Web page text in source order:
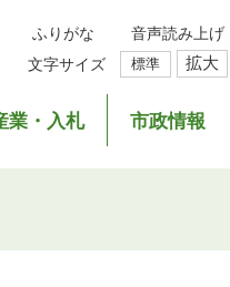
ふりがな
音声読み上げ
文字サイズ 標準 拡大
業・入札 市政情報